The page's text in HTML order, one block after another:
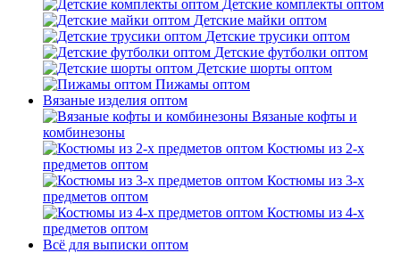
Детские комплекты оптом
Детские майки оптом
Детские трусики оптом
Детские футболки оптом
Детские шорты оптом
Пижамы оптом
Вязаные изделия оптом
Вязаные кофты и
комбинезоны
Костюмы из 2-х
предметов оптом
Костюмы из 3-х
предметов оптом
Костюмы из 4-х
предметов оптом
Всё для выписки оптом